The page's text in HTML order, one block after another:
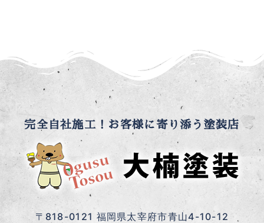
完全自社施工！お客様に寄り添う塗装店
〒818-0121 福岡県太宰府市青山4-10-12